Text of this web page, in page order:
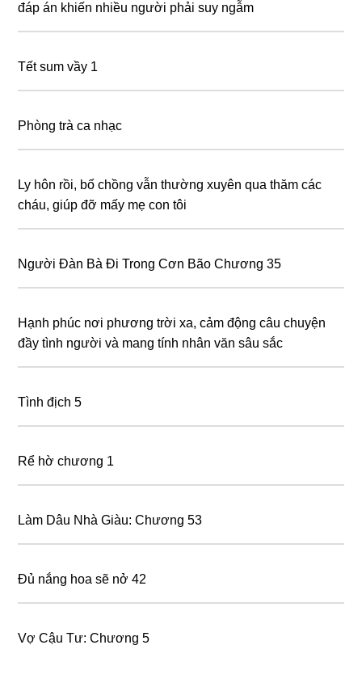
đáp án khiến nhiều người phải suy ngẫm
Tết sum vầy 1
Phòng trà ca nhạc
Ly hôn rồi, bố chồng vẫn thường xuyên qua thăm các
cháu, giúp đỡ mấy mẹ con tôi
Người Đàn Bà Đi Trong Cơn Bão Chương 35
Hạnh phúc nơi phương trời xa, cảm động câu chuyện
đầy tình người và mang tính nhân văn sâu sắc
Tình địch 5
Rể hờ chương 1
Làm Dâu Nhà Giàu: Chương 53
Đủ nắng hoa sẽ nở 42
Vợ Cậu Tư: Chương 5